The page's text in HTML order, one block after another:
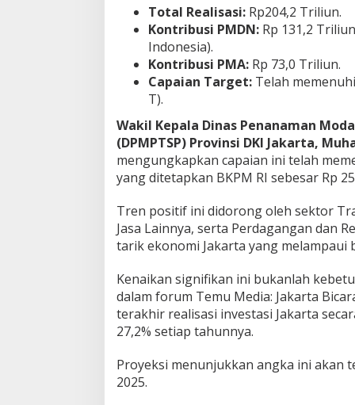
m
a
I
v
e
a
s
i
n
o
n
e
s
a
!
Total Realisasi: Rp204,2 Triliun.
Kontribusi PMDN: Rp 131,2
Indonesia).
Kontribusi PMA: Rp 73,0 Triliun.
Capaian Target: Telah
T).
Wakil Kepala Dinas Penanaman
(DPMPTSP) Provinsi DKI Jakarta,
mengungkapkan capaian ini telah
yang ditetapkan BKPM RI sebesar Rp
Tren positif ini didorong oleh sektor
Jasa Lainnya, serta Perdagangan dan
tarik ekonomi Jakarta yang melampaui
Kenaikan signifikan ini bukanlah
dalam forum Temu Media: Jakarta
terakhir realisasi investasi Jakarta
27,2% setiap tahunnya.
Proyeksi menunjukkan angka ini akan
2025.